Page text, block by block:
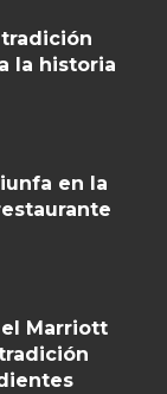
la historia
en la
el Marriott